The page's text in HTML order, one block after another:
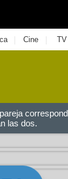
| Cine | TV
las dos.